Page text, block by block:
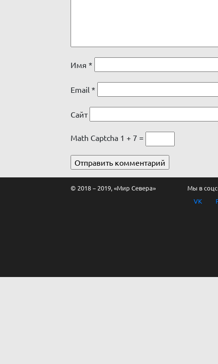
Имя *
Email *
Сайт
Math Captcha 1 + 7 =
© 2018 − 2019, «Мир Севера»
Мы в
VK